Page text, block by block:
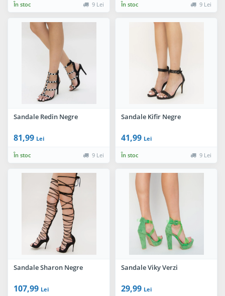
În stoc 9 Lei În stoc 9 Lei
Sandale Redin Negre
81,99 Lei
În stoc 9 Lei
Sandale Kifir Negre
41,99 Lei
În stoc 9 Lei
Sandale Sharon Negre
107,99 Lei
Sandale Viky Verzi
29,99 Lei